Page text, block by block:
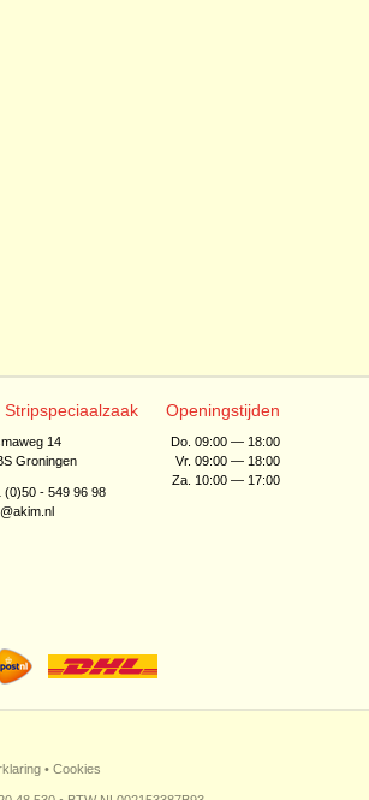
Stripspeciaalzaak
14
Groningen
(0)50 - 549 96 98
Openingstijden
Do. 09:00 — 18:00
Vr. 09:00 — 18:00
Za. 10:00 — 17:00
• Cookies